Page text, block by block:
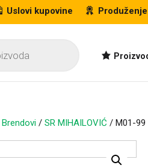
Uslovi kupovine
Brendovi/ SR MIHAILOVIĆ / M01-99